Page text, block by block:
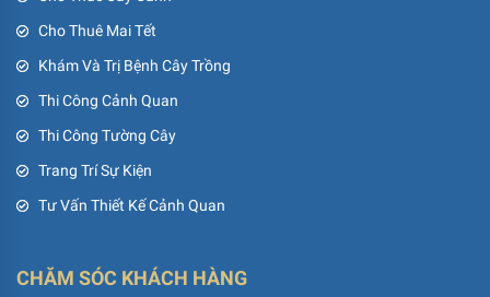
Cho Thuê Mai Tết
Khám Và Trị Bệnh Cây Trồng
Thi Công Cảnh Quan
Thi Công Tường Cây
Trang Trí Sự Kiện
Tư Vấn Thiết Kế Cảnh Quan
CHĂM SÓC KHÁCH HÀNG